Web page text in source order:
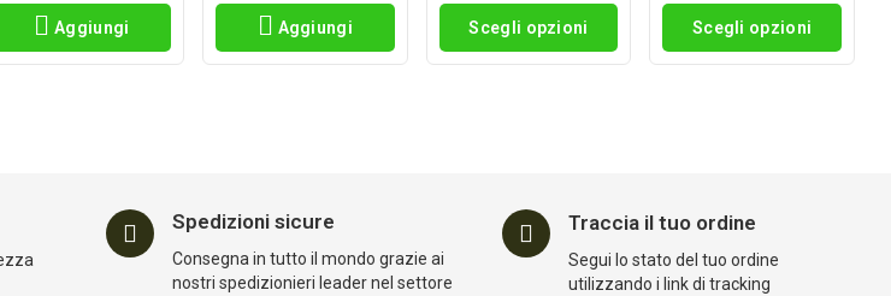
Aggiungi Aggiungi Scegli opzioni Scegli opzioni
Spedizioni sicure
Consegna in tutto il mondo grazie ai
nostri spedizionieri leader nel settore
Traccia il tuo ordine
Segui lo stato del tuo ordine
utilizzando i link di tracking